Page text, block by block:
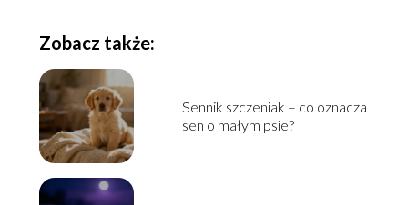
Zobacz także:
Sennik szczeniak – co oznacza
sen o małym psie?